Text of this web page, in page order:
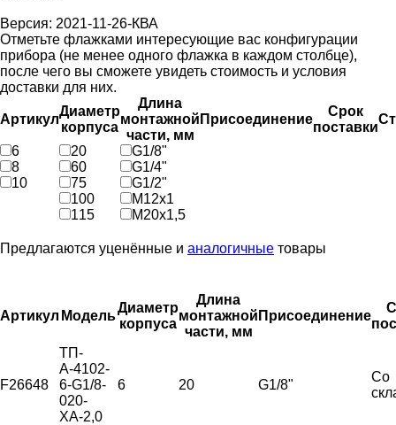
Версия: 2021-11-26-КВА
Отметьте флажками интересующие вас конфигурации
прибора (не менее одного флажка в каждом столбце),
после чего вы сможете увидеть стоимость и условия
доставки для них.
Артикул
Диаметр
корпуса
Длина
монтажной
части, мм
Присоединение
Срок
поставки
6
8
10
20
60
75
100
115
G1/8"
G1/4"
G1/2"
М12х1
М20х1,5
Предлагаются уценённые и аналогичные товары
Артикул Модель
Диаметр
корпуса
Длина
монтажной
части, мм
Присоединение
F26648
ТП-
А-4102-
6-G1/8-
020-
ХА-2,0
6 20 G1/8"
Со